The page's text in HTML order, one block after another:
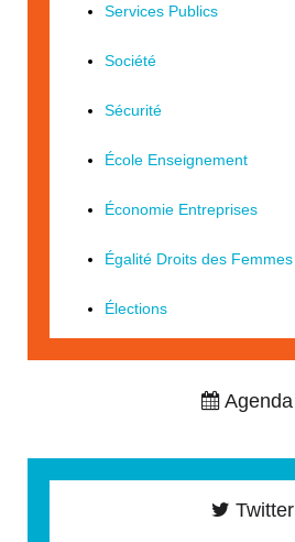
Services Publics
Société
Sécurité
École Enseignement
Économie Entreprises
Égalité Droits des Femmes
Élections
Agenda
Twitter